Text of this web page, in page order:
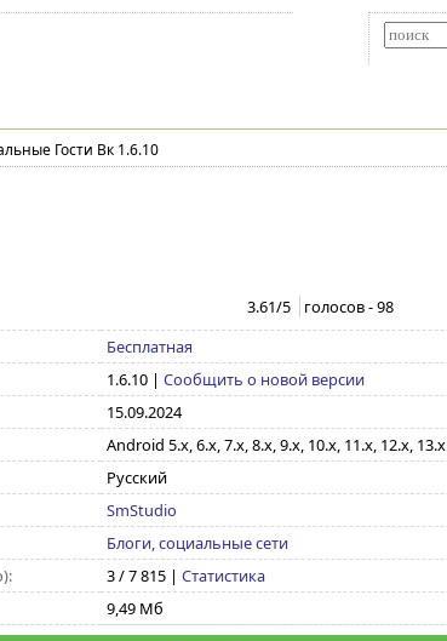
Гости Вк 1.6.10
3.61/5 голосов -98
Бесплатная
1.6.10| Сообщить о новой версии
15.09.2024
Android 5.x, 6.x, 7.x, 8.x, 9.x, 10.x, 11.x, 12.x, 13.x
Русский
SmStudio
Блоги, социальные сети
3 / 7 815 | Статистика
9,49 Мб